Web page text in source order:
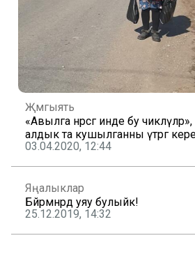
Җәмгыять
«Авылга нәрсәгә инде бу
алдык та кушылганны үтәргә
03.04.2020, 12:44
Яңалыклар
Бәйрәмнәрдә уяу булыйк!
25.12.2019, 14:32